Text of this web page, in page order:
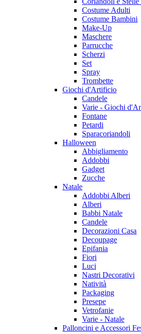
Costume Adulti
Costume Bambini
Make-Up
Maschere
Parrucche
Scherzi
Set
Spray
Trombette
Giochi d'Artificio
Candele
Varie - Giochi
Fontane
Petardi
Sparacoriandoli
Halloween
Abbigliamento
Addobbi
Gadget
Zucche
Natale
Addobbi Alberi
Alberi
Babbi Natale
Candele
Decorazioni Casa
Decoupage
Epifania
Fiori
Luci
Nastri Decorativi
Natività
Packaging
Presepe
Vetrofanie
Varie - Natale
Palloncini e Accessori